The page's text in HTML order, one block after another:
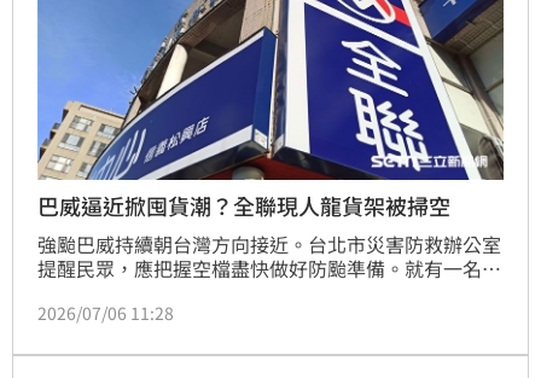
巴威逼近掀囤貨潮？全聯現人龍貨架被掃空
強颱巴威持續朝台灣方向接近。台北市災害防救辦公室
提醒民眾，應把握空檔盡快做好防颱準備。就有一名網
大排長龍，忍不住發文詢問，「發生什麼事？」貼文曝
糧有關，引發熱烈討論。
2026/07/06 11:28